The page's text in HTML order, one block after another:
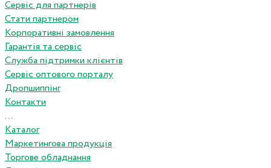
Сервіс для партнерів
Стати партнером
Корпоративні замовлення
Гарантія та сервіс
Служба підтримки клієнтів
Сервіс оптового порталу
Дропшиппінг
Контакти
...
Каталог
Маркетингова продукція
Торгове обладнання